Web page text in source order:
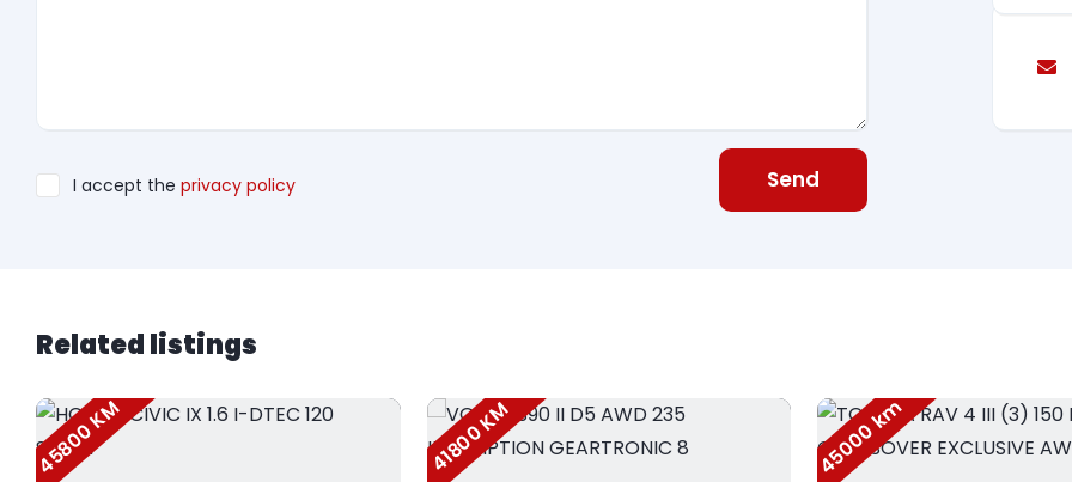
I accept the privacy policy Send
Related listings
45800 KM 41800 KM 45000 km